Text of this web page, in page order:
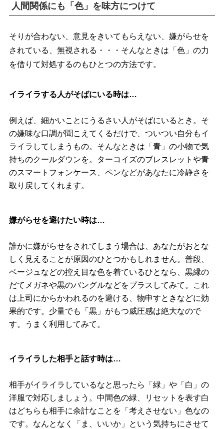
人間関係にも「色」を味方につけて
そりが合わない、意見をきいてもらえない、嫌がらせを
されている、無視される・・・そんなときは「色」の力
を借りて対処するのもひとつの方法です。
イライラする人がそばにいる時は…
例えば、細かいことにうるさい人がそばにいるとき。そ
の嫌味な口調が聞こえてくるだけで、ついつい自分もイ
ライラしてしまうもの。そんなときは「青」の小物で気
持ちのクールダウンを。ターコイズのブレスレットや青
のスマートフォンケース、ペンなどがあなたに冷静さを
取り戻してくれます。
嫌がらせを避けたい時は…
誰かに嫌がらせをされてしまう場合は、あなたがおとな
しく見えることが原因のひとつかもしれません。普段、
ベージュなどの控え目な色を着ているひとなら、黒縁の
だてメガネや黒のバングルなどをプラスしてみて。これ
は上司にからかわれるのを避ける、物申すときなどに効
果的です。少量でも「黒」がもつ威圧感は絶大なので
す。うまく利用してみて。
イライラした相手と話す時は…
相手がイライラしているなと思ったら「緑」や「白」の
洋服で対応しましょう。中間色の緑、リセットを表す白
はどちらも相手に余計なことを「考えさせない」色なの
です。なんとなく「ま、いいか」という気持ちにさせて